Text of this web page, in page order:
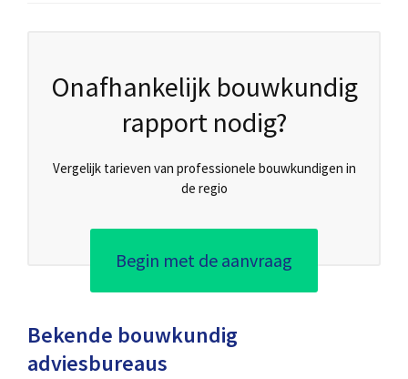
Onafhankelijk bouwkundig
rapport nodig?
Vergelijk tarieven van professionele bouwkundigen in
de regio
Begin met de aanvraag
Bekende bouwkundig
adviesbureaus